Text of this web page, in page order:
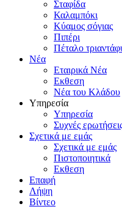
Σταφίδα
Καλαμπόκι
Κύαμος σόγιας
Πιπέρι
Πέταλο
Νέα
Εταιρικά Νέα
Εκθεση
Νέα του Κλάδου
Υπηρεσία
Υπηρεσία
Συχνές
Σχετικά με εμάς
Σχετικά με εμάς
Πιστοποιητικά
Εκθεση
Επαφή
Λήψη
Βίντεο